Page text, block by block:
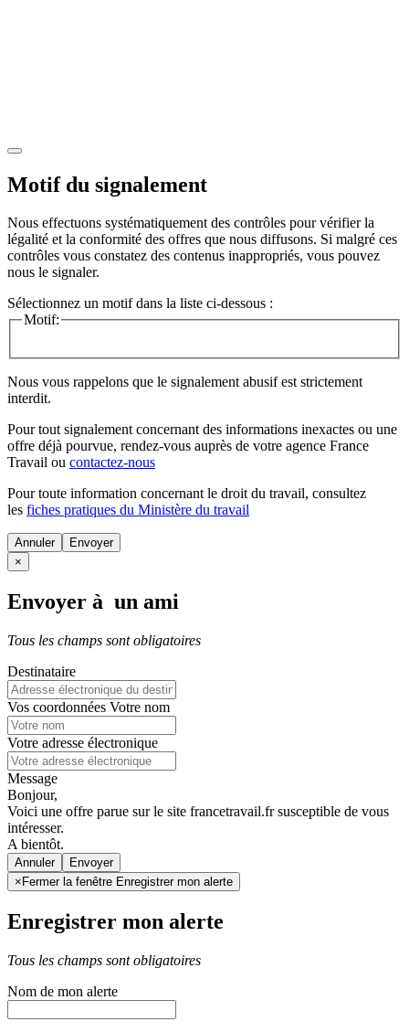
Motif du signalement
Nous effectuons systématiquement des contrôles pour vérifier la
légalité et la conformité des offres que nous diffusons. Si malgré ces
contrôles vous constatez des contenus inappropriés, vous pouvez
nous le signaler.
Sélectionnez un motif dans la liste ci-dessous :
Motif:
Nous vous rappelons que le signalement abusif est strictement
interdit.
Pour tout signalement concernant des informations inexactes ou une
offre déjà pourvue, rendez-vous auprès de votre agence France
Travail ou contactez-nous
Pour toute information concernant le droit du travail, consultez
les fiches pratiques du Ministère du travail
Annuler
×
Envoyer à un ami
Tous les champs sont obligatoires
Destinataire
Vos coordonnées Votre nom
Votre adresse électronique
Message
Bonjour,
Voici une offre parue sur le site francetravail.fr susceptible de vous
intéresser.
A bientôt.
Annuler
× Fermer la fenêtre Enregistrer mon alerte
Enregistrer mon alerte
Tous les champs sont obligatoires
Nom de mon alerte